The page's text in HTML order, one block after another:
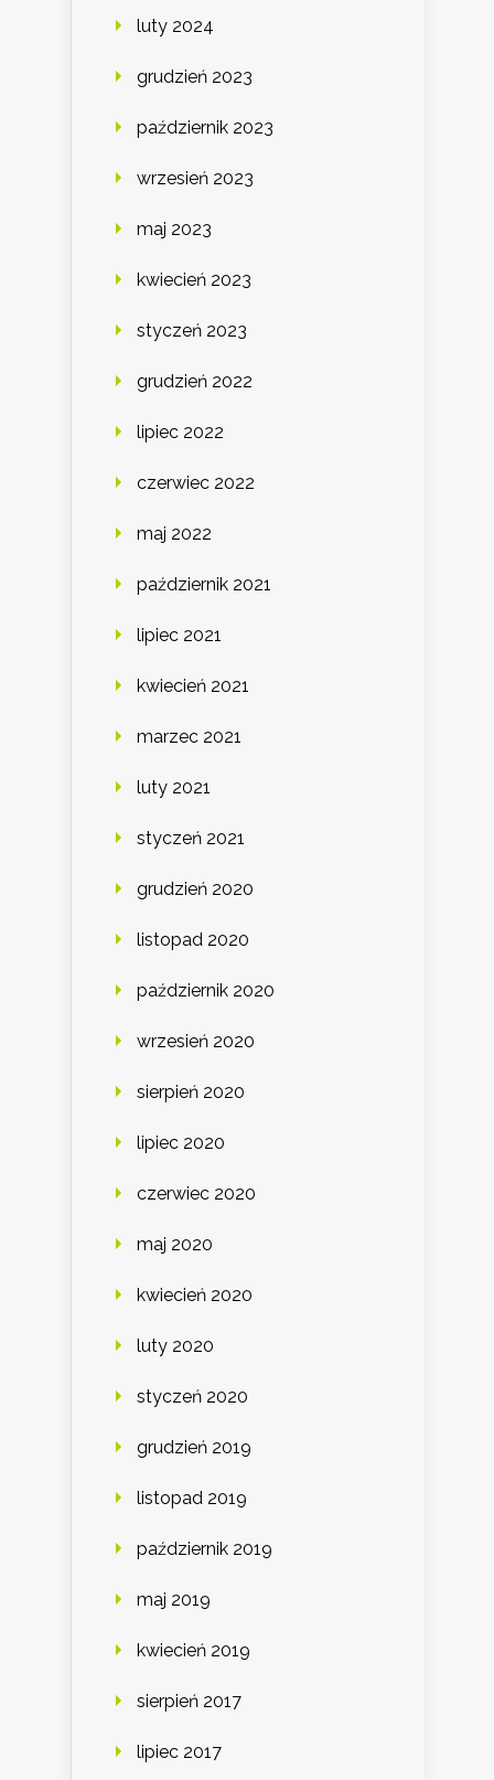
luty 2024
grudzień 2023
październik 2023
wrzesień 2023
maj 2023
kwiecień 2023
styczeń 2023
grudzień 2022
lipiec 2022
czerwiec 2022
maj 2022
październik 2021
lipiec 2021
kwiecień 2021
marzec 2021
luty 2021
styczeń 2021
grudzień 2020
listopad 2020
październik 2020
wrzesień 2020
sierpień 2020
lipiec 2020
czerwiec 2020
maj 2020
kwiecień 2020
luty 2020
styczeń 2020
grudzień 2019
listopad 2019
październik 2019
maj 2019
kwiecień 2019
sierpień 2017
lipiec 2017